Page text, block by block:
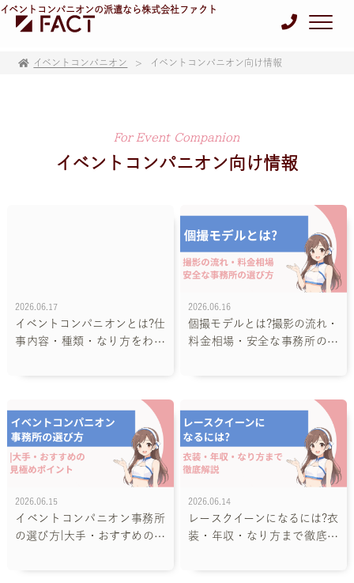
イベントコンパニオンの派遣なら株式会社ファクト
イベントコンパニオン イベントコンパニオン向け情報
For Event Companion
イベントコンパニオン向け情報
2026.06.17
イベントコンパニオンとは?仕
事内容・種類・なり方をわか
2026.06.16
個撮モデルとは?撮影の流れ・
料金相場・安全な事務所の選
2026.06.15
イベントコンパニオン事務所
の選び方|大手・おすすめの見
2026.06.14
レースクイーンになるには?衣
装・年収・なり方まで徹底解